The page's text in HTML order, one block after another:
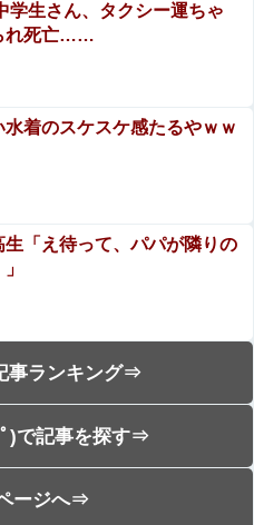
学生さん、タクシー運ちゃ
れ死亡……
水着のスケスケ感たるやｗｗ
生「え待って、パパが隣りの
事ランキング⇒
)で記事を探す⇒
ージへ⇒